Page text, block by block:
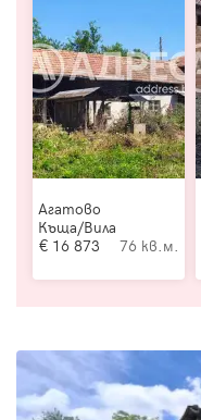
Агатово
Къща/Вила
16 873
76 кв.м.